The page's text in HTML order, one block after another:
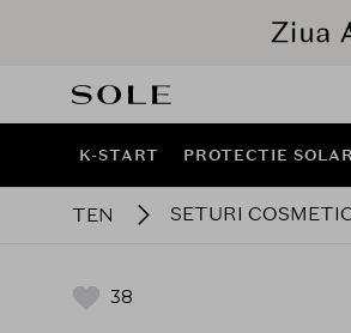
K-START PROTECTIE
TEN SETURI
38